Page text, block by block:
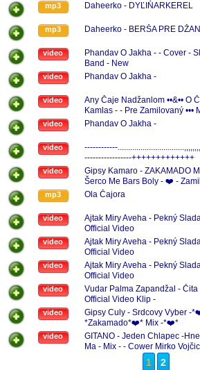
mp3 Daheerko - DYĽIŇARKEREL
mp3 Daheerko - BERŠA PRE
video
Phandav O Jakha - - Cover -
Band - New
video Phandav O Jakha -
video
Any Čaje Nadžanlom ••&•• O
Kamlas - - Pre Zamilovaný •••
video Phandav O Jakha -
video
------------
-----------------+++++++++++++
video
Gipsy Kamaro - ZAKAMADO
Šerco Me Bars Boly - ❤️ -
❤️
mp3 Ola Čajora
video
Ajtak Miry Aveha - Pekný
Official Video
video
Ajtak Miry Aveha - Pekný
Official Video
video
Ajtak Miry Aveha - Pekný
Official Video
video
Vudar Palma Zapandžal - Čita
Official Video Klip -
video
Gipsy Culy - Srdcovy Vyber -
*Zakamado*❤️* Mix -*❤️*
video
GITANO - Jeden Chlapec -
Ma - Mix - - Cower Mirko
1 2